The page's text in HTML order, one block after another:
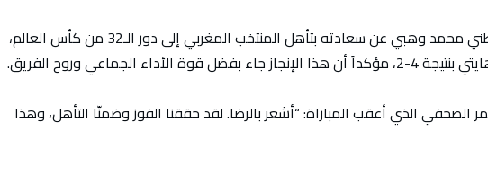
أتلانتا – أعرب الناخب الوطني محمد وهبي عن سعادته بتأهل المنتخب المغربي إلى دور الـ32 من كأس العالم،
الأداء الجماعي وروح الفريق.
الصحفي الذي أعقب المباراة: “أشعر بالرضا. لقد حققنا الفوز وضمنّا التأهل، وهذا